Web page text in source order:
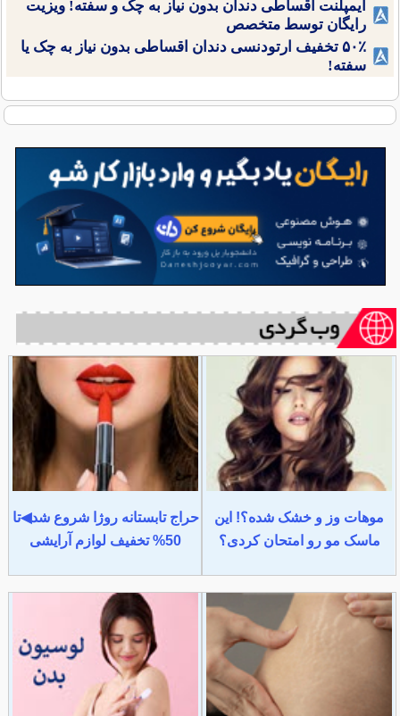
ایمپلنت اقساطی دندان بدون نیاز به چک و سفته! ویزیت
رایگان توسط متخصص
۵۰٪ تخفیف ارتودنسی دندان اقساطی بدون نیاز به چک یا
سفته!
موهات وز و خشک شده؟! این
ماسک مو رو امتحان کردی؟
حراج تابستانه روژا شروع شد◀تا
50% تخفیف لوازم آرایشی